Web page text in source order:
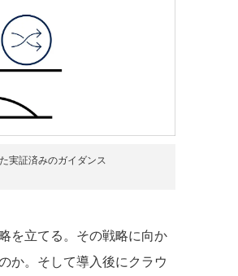
実証済みのガイダンス
を立てる。その戦略に向か
か。そして導入後にクラウ